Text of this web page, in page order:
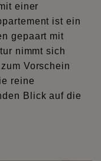
einer
ist ein
gepaart mit
nimmt sich
Vorschein
reine
Blick auf die